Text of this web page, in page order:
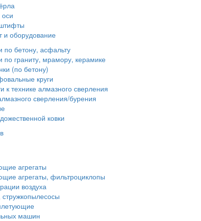
и оборудование
по бетону, асфальту
по граниту, мрамору, керамике
(по бетону)
круги
к технике алмазного сверления
сверления/бурения
ковки
агрегаты
агрегаты, фильтроциклопы
воздуха
машин